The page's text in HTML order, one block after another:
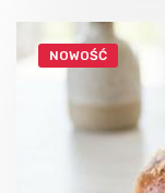
NOWOŚĆ